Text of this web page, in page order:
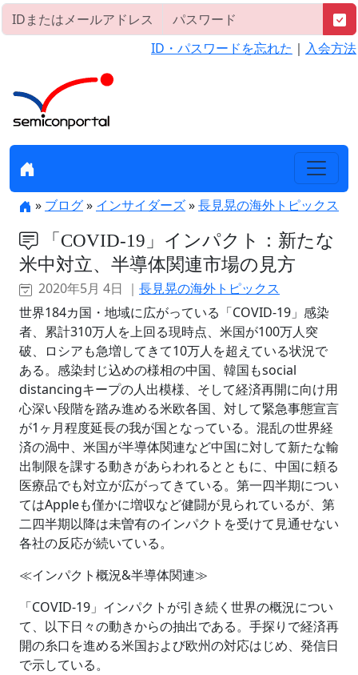
ID・パスワードを忘れた ｜ 入会方法
» ブログ» インサイダーズ»長見晃の海外トピックス
「COVID-19」インパクト：新たな
米中対立、半導体関連市場の見方
2020年5月 4日 ｜ 長見晃の海外トピックス
世界184カ国・地域に広がっている「COVID-19」感染
者、累計310万人を上回る現時点、米国が100万人突
破、ロシアも急増してきて10万人を超えている状況で
ある。感染封じ込めの様相の中国、韓国もsocial
distancingキープの人出模様、そして経済再開に向け用
心深い段階を踏み進める米欧各国、対して緊急事態宣言
が1ヶ月程度延長の我が国となっている。混乱の世界経
済の渦中、米国が半導体関連など中国に対して新たな輸
出制限を課する動きがあらわれるとともに、中国に頼る
医療品でも対立が広がってきている。第一四半期につい
てはAppleも僅かに増収など健闘が見られているが、第
二四半期以降は未曽有のインパクトを受けて見通せない
各社の反応が続いている。
≪インパクト概況&半導体関連≫
「COVID-19」インパクトが引き続く世界の概況につい
て、以下日々の動きからの抽出である。手探りで経済再
開の糸口を進める米国および欧州の対応はじめ、発信日
で示している。